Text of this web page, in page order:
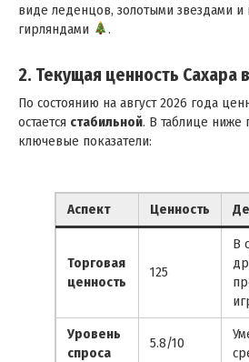
виде леденцов, золотыми звездами
гирляндами
.
2. Текущая ценность Сахара
По состоянию на август 2026 года
остается стабильной. В таблице ниже
ключевые показатели:
Аспект Ценность
Торговая
ценность
125
В
Уровень
спроса
5.8/10